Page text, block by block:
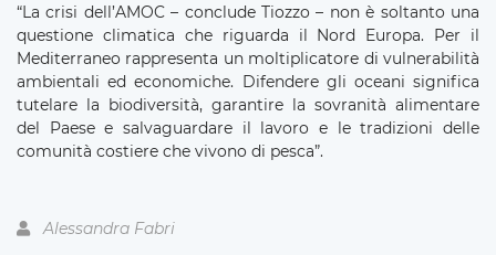
“La crisi dell’AMOC – conclude Tiozzo – non è soltanto una
questione climatica che riguarda il Nord Europa. Per il
Mediterraneo rappresenta un moltiplicatore di vulnerabilità
ambientali ed economiche. Difendere gli oceani significa
tutelare la biodiversità, garantire la sovranità alimentare
del Paese e salvaguardare il lavoro e le tradizioni delle
comunità costiere che vivono di pesca”.
Alessandra Fabri